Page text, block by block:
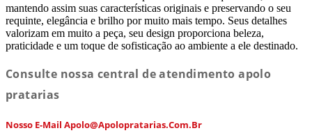
mantendo assim suas características originais e preservando o seu
requinte, elegância e brilho por muito mais tempo. Seus detalhes
valorizam em muito a peça, seu design proporciona beleza,
praticidade e um toque de sofisticação ao ambiente a ele destinado.
Consulte nossa central de atendimento apolo
pratarias
Nosso E-Mail Apolo@apolopratarias.com.br